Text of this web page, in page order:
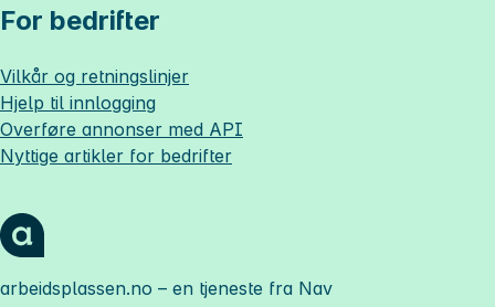
For bedrifter
Vilkår og retningslinjer
Hjelp til innlogging
Overføre annonser med API
Nyttige artikler for bedrifter
arbeidsplassen.no – en tjeneste fra Nav